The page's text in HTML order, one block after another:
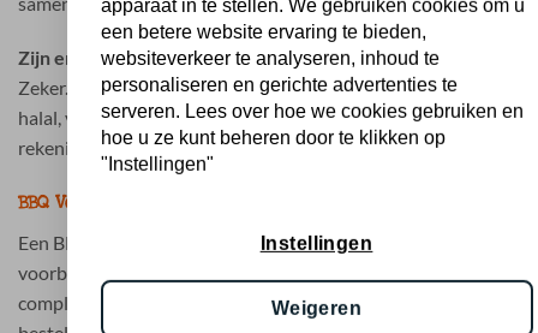
Zijn er ook opties voor dieetwensen?
Zeker. Er zijn verschillende mogelijkheden beschikbaar zoals
halal, vegetarisch en glutenvrij. Zo houdt u eenvoudig
rekening met alle gasten.
BBQ Veendam bestellen zonder zorgen
Een BBQ organiseren in Veendam hoeft geen tijdrovende
voorbereiding te zijn. Met BBQ Holland kiest u voor
complete BBQ pakketten waarbij alles vooraf geregeld is. U
apparaat in te stellen. We gebruiken cookies om u
een betere website ervaring te bieden,
websiteverkeer te analyseren, inhoud te
personaliseren en gerichte advertenties te
serveren. Lees over hoe we cookies gebruiken en
hoe u ze kunt beheren door te klikken op
"Instellingen"
Instellingen
Weigeren